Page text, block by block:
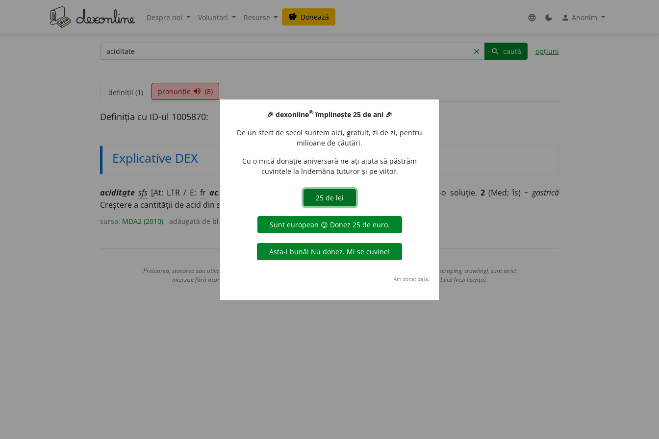
Despre noi Voluntari Resurse savings Donează language dark_mode person Anonim
clear search caută opțiuni
definiții (1) pronunție volume_up (8)
Definiția cu ID-ul 1005870:
Explicative DEX
aciditate sfs [At: LTR / E: fr acidité, aciditas, -atis]1(Chm) Cantitatea de acid dintr-o soluție. 2(Med;îs) ~gastrică
Creștere a cantității de acid din sucul gastric.
sursa: MDA2 (2010) adăugată de blaurb.
Copyright © 2004-2026 dexonline (https://dexonline.ro)
Preluarea, stocarea sau utilizarea datelor de pe acest site, inclusiv prin orice metode de extragere automată (web scraping, crawling), sunt strict
interzise fără acordul nostru prealabil scris, cu excepția seturilor de date oferite oficial spre utilizare publică (vezi licența).
🎉 dexonline® împlinește 25 de ani 🎉
De un sfert de secol suntem aici, gratuit, zi de zi, pentru
milioane de căutări.
Cu o mică donație aniversară ne-ați ajuta să păstrăm
cuvintele la îndemâna tuturor și pe viitor.
Am donat deja.